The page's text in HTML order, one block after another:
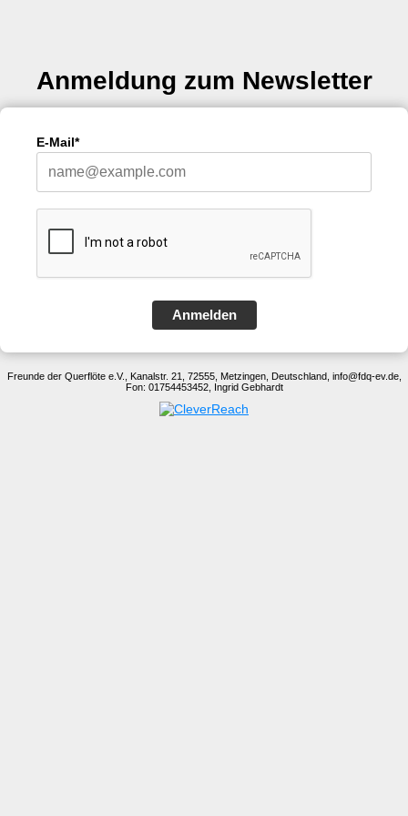
Anmeldung zum Newsletter
E-Mail*
Anmelden
Freunde der Querflöte e.V., Kanalstr. 21, 72555, Metzingen, Deutschland, info@fdq-ev.de,
Fon: 01754453452, Ingrid Gebhardt